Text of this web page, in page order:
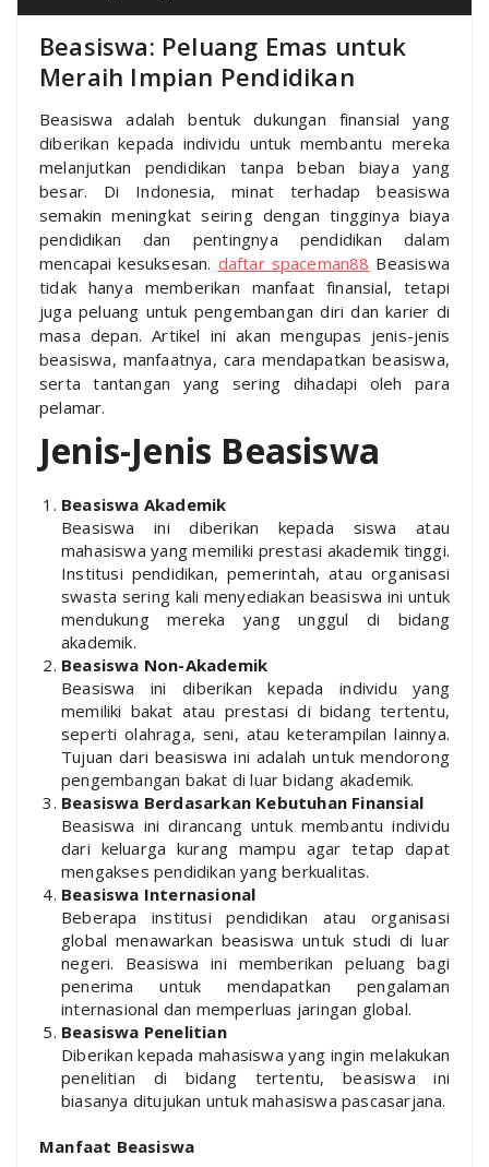
Beasiswa: Peluang Emas untuk
Meraih Impian Pendidikan
Beasiswa adalah bentuk dukungan finansial yang
diberikan kepada individu untuk membantu mereka
melanjutkan pendidikan tanpa beban biaya yang
besar. Di Indonesia, minat terhadap beasiswa
semakin meningkat seiring dengan tingginya biaya
pendidikan dan pentingnya pendidikan dalam
mencapai kesuksesan. daftar spaceman88 Beasiswa
tidak hanya memberikan manfaat finansial, tetapi
juga peluang untuk pengembangan diri dan karier di
masa depan. Artikel ini akan mengupas jenis-jenis
beasiswa, manfaatnya, cara mendapatkan beasiswa,
serta tantangan yang sering dihadapi oleh para
pelamar.
Jenis-Jenis Beasiswa
Beasiswa Akademik
Beasiswa ini diberikan kepada siswa atau
mahasiswa yang memiliki prestasi akademik tinggi.
Institusi pendidikan, pemerintah, atau organisasi
swasta sering kali menyediakan beasiswa ini untuk
mendukung mereka yang unggul di bidang
akademik.
Beasiswa Non-Akademik
Beasiswa ini diberikan kepada individu yang
memiliki bakat atau prestasi di bidang tertentu,
seperti olahraga, seni, atau keterampilan lainnya.
Tujuan dari beasiswa ini adalah untuk mendorong
pengembangan bakat di luar bidang akademik.
Beasiswa Berdasarkan Kebutuhan Finansial
Beasiswa ini dirancang untuk membantu individu
dari keluarga kurang mampu agar tetap dapat
mengakses pendidikan yang berkualitas.
Beasiswa Internasional
Beberapa institusi pendidikan atau organisasi
global menawarkan beasiswa untuk studi di luar
negeri. Beasiswa ini memberikan peluang bagi
penerima untuk mendapatkan pengalaman
internasional dan memperluas jaringan global.
Beasiswa Penelitian
Diberikan kepada mahasiswa yang ingin melakukan
penelitian di bidang tertentu, beasiswa ini
biasanya ditujukan untuk mahasiswa pascasarjana.
Manfaat Beasiswa